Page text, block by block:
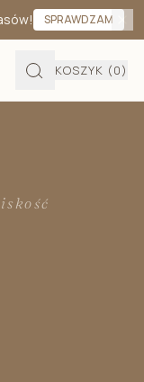
SPRAWDZAM
KOSZYK (0)